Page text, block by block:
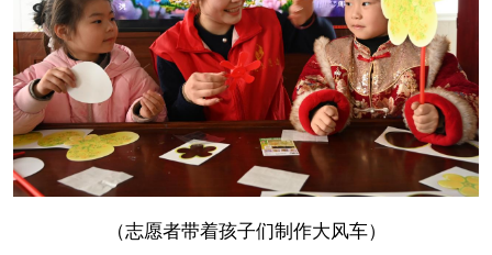
（志愿者带着孩子们制作大风车）